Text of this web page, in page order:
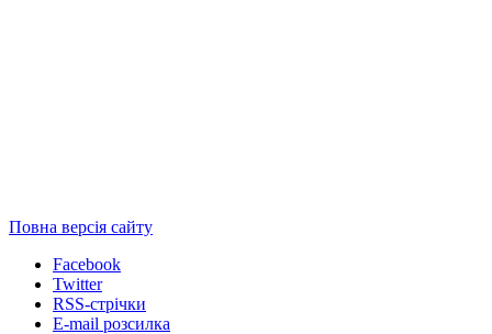
Повна версія сайту
Facebook
Twitter
RSS-стрічки
E-mail розсилка